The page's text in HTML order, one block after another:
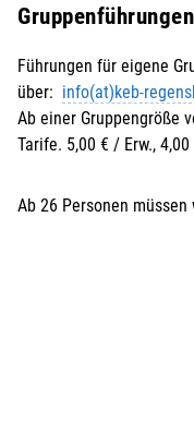
Führungen für eigene
über: info(at)keb-
Ab einer Gruppengröße
Tarife. 5,00 € / Erw.,
Ab 26 Personen